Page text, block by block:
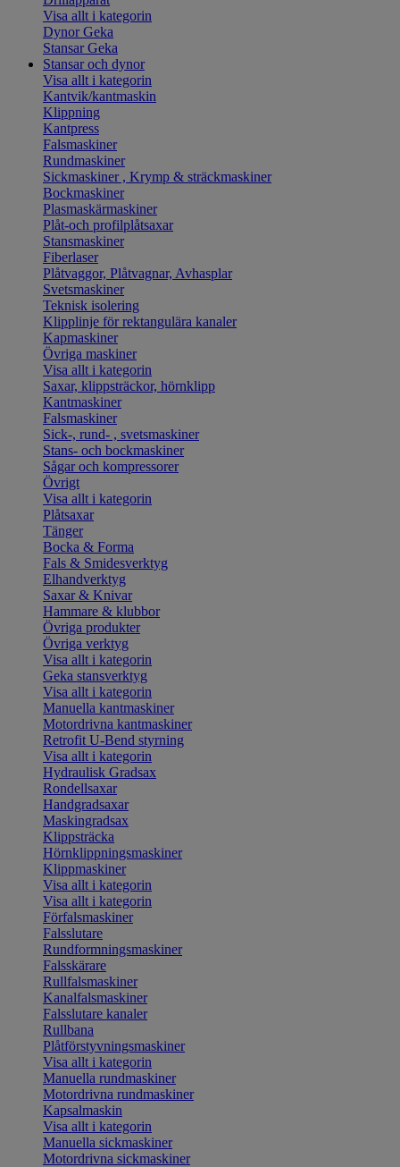
Visa allt i kategorin
Dynor Geka
Stansar Geka
Stansar och dynor
Visa allt i kategorin
Kantvik/kantmaskin
Klippning
Kantpress
Falsmaskiner
Rundmaskiner
Sickmaskiner , Krymp & sträckmaskiner
Bockmaskiner
Plasmaskärmaskiner
Plåt-och profilplåtsaxar
Stansmaskiner
Fiberlaser
Plåtvaggor, Plåtvagnar, Avhasplar
Svetsmaskiner
Teknisk isolering
Klipplinje för rektangulära kanaler
Kapmaskiner
Övriga maskiner
Visa allt i kategorin
Saxar, klippsträckor, hörnklipp
Kantmaskiner
Falsmaskiner
Sick-, rund- , svetsmaskiner
Stans- och bockmaskiner
Sågar och kompressorer
Övrigt
Visa allt i kategorin
Plåtsaxar
Tänger
Bocka & Forma
Fals & Smidesverktyg
Elhandverktyg
Saxar & Knivar
Hammare & klubbor
Övriga produkter
Övriga verktyg
Visa allt i kategorin
Geka stansverktyg
Visa allt i kategorin
Manuella kantmaskiner
Motordrivna kantmaskiner
Retrofit U-Bend styrning
Visa allt i kategorin
Hydraulisk Gradsax
Rondellsaxar
Handgradsaxar
Maskingradsax
Klippsträcka
Hörnklippningsmaskiner
Klippmaskiner
Visa allt i kategorin
Visa allt i kategorin
Förfalsmaskiner
Falsslutare
Rundformningsmaskiner
Falsskärare
Rullfalsmaskiner
Kanalfalsmaskiner
Falsslutare kanaler
Rullbana
Plåtförstyvningsmaskiner
Visa allt i kategorin
Manuella rundmaskiner
Motordrivna rundmaskiner
Kapsalmaskin
Visa allt i kategorin
Manuella sickmaskiner
Motordrivna sickmaskiner